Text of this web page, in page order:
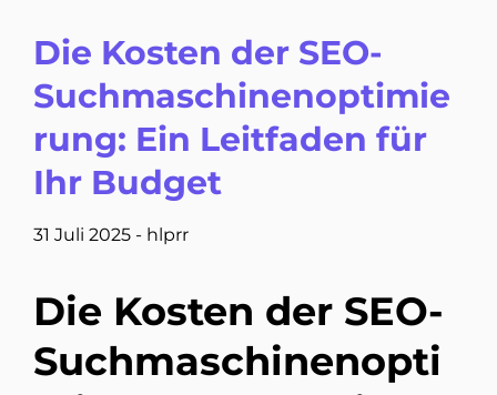
Die Kosten der SEO-
Suchmaschinenoptimie
rung: Ein Leitfaden für
Ihr Budget
31 Juli 2025 - hlprr
Die Kosten der SEO-
Suchmaschinenopti